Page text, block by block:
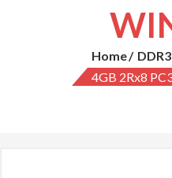
Home DDR3
4GB 2Rx8